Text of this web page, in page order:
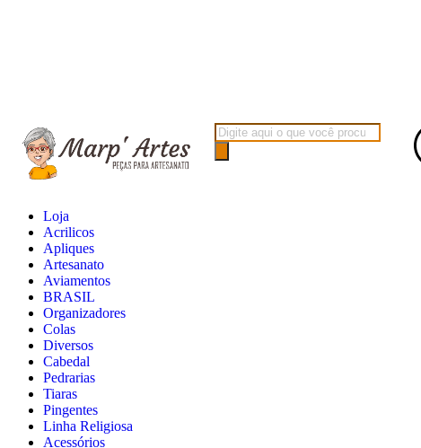
Loja
Acrilicos
Apliques
Artesanato
Aviamentos
BRASIL
Organizadores
Colas
Diversos
Cabedal
Pedrarias
Tiaras
Pingentes
Linha Religiosa
Acessórios